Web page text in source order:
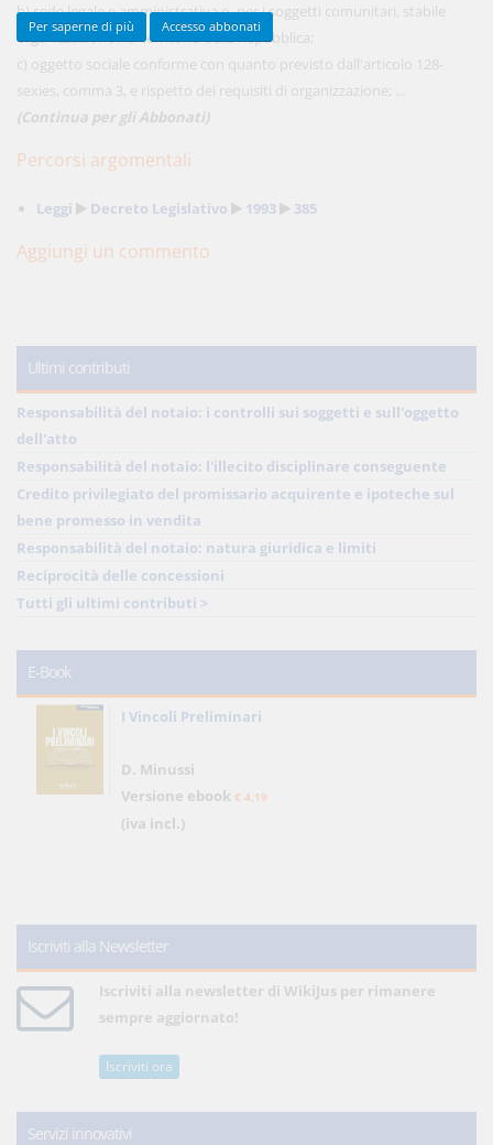
b) sede legale e amministrativa o, per i soggetti comunitari, stabile
organizzazione nel territorio della Repubblica;
c) oggetto sociale conforme con quanto previsto dall'articolo 128-
sexies, comma 3, e rispetto dei requisiti di organizzazione; ...
(Continua per gli Abbonati)
Percorsi argomentali
Leggi Decreto Legislativo 1993 385
Aggiungi un commento
Ultimi contributi
Responsabilità del notaio: i controlli sui soggetti e sull'oggetto
dell'atto
Responsabilità del notaio: l'illecito disciplinare conseguente
Credito privilegiato del promissario acquirente e ipoteche sul
bene promesso in vendita
Responsabilità del notaio: natura giuridica e limiti
Reciprocità delle concessioni
Tutti gli ultimi contributi >
E-Book
I Vincoli Preliminari
D. Minussi
Versione ebook € 4,19
(iva incl.)
Iscriviti alla Newsletter
Iscriviti alla newsletter di WikiJus per rimanere
sempre aggiornato!
Iscriviti ora
Servizi innovativi
Per saperne di più Accesso abbonati